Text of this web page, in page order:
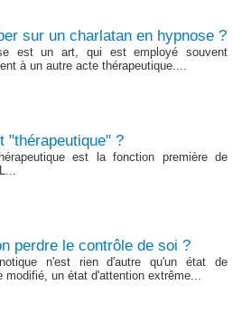
sur un charlatan en hypnose ?
est un art, qui est employé souvent
à un autre acte thérapeutique....
"thérapeutique" ?
est la fonction première de
perdre le contrôle de soi ?
n'est rien d'autre qu'un état de
modifié, un état d'attention extrême...